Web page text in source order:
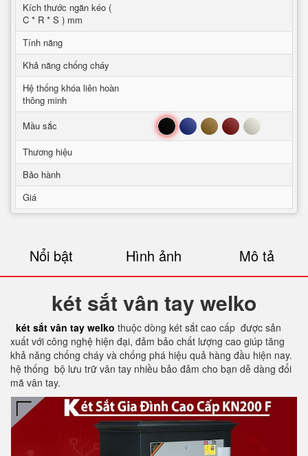
Kích thước ngăn kéo (
C * R * S ) mm
Tính năng
Khả năng chống cháy
Hệ thống khóa liên hoàn
thông minh
Mầu sắc
Đen Xanh Nâu Đỏ Trắng
Thương hiệu
Bảo hành
Giá
Nổi bật Hình ảnh Mô tả
két sắt vân tay welko
két sắt vân tay welko thuộc dòng két sắt cao cấp được sản
xuất với công nghệ hiện đại, đảm bảo chất lượng cao giúp tăng
khả năng chống cháy và chống phá hiệu quả hàng đầu hiện nay.
hệ thống bộ lưu trữ vân tay nhiều bảo đảm cho bạn dễ dàng đổi
mã vân tay.